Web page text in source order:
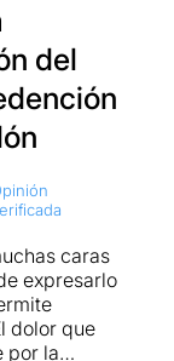
del
caras
expresarlo
dolor que
por la